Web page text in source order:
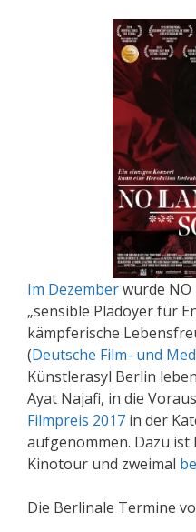
Im Dezemberwurde NO
„sensible Plädoyer für
kämpferische
(Deutsche Film- und
Künstlerasyl Berlin
Ayat Najafi, in die
Filmpreis 2017 in der
aufgenommen. Dazu ist
Kinotour und zweimal
Die Berlinale Termine